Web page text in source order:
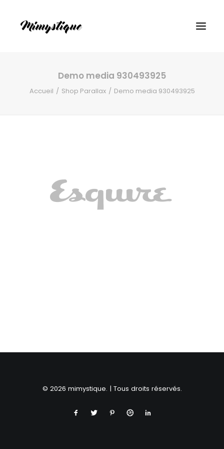
Demo media 930493925
Accueil Shop Parallax Demo media 930493925
© 2026 mimystique. | Tous droits réservés.